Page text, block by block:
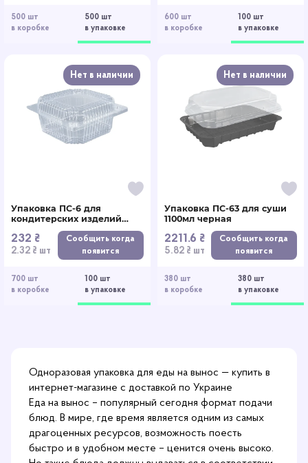
500 шт
в коробке
500 шт
в упаковке
600 шт
в коробке
100 шт
в упаковке
Нет в наличии
700 шт
в коробке
100 шт
в упаковке
Упаковка ПС-6 для
кондитерских изделий
232 ₴
2.32 ₴ шт
Сообщить когда
появится
Нет в наличии
380 шт
в коробке
380 шт
в упаковке
Упаковка ПС-63 для суши
1100мл черная
2211.6 ₴
5.82 ₴ шт
Сообщить когда
появится
Одноразовая упаковка для еды на вынос — купить в
интернет-магазине с доставкой по Украине
Еда на вынос – популярный сегодня формат подачи
блюд. В мире, где время является одним из самых
драгоценных ресурсов, возможность поесть
быстро и в удобном месте – ценится очень высоко.